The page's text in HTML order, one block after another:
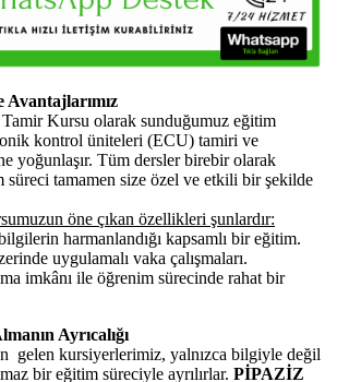
Kursu olarak sunduğumuz eğitim
kontrol üniteleri (ECU) tamiri ve
yoğunlaşır. Tüm dersler birebir olarak
tamamen size özel ve etkili bir şekilde
öne çıkan özellikleri şunlardır:
harmanlandığı kapsamlı bir eğitim.
uygulamalı vaka çalışmaları.
imkânı ile öğrenim sürecinde rahat bir
Ayrıcalığı
gelen kursiyerlerimiz, yalnızca bilgiyle değil
bir eğitim süreciyle ayrılırlar. PİPAZİZ